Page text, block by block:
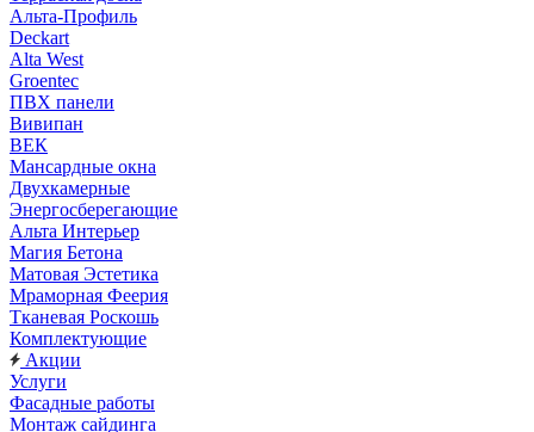
Альта-Профиль
Deckart
Alta West
Groentec
ПВХ панели
Вивипан
ВЕК
Мансардные окна
Двухкамерные
Энергосберегающие
Альта Интерьер
Магия Бетона
Матовая Эстетика
Мраморная Феерия
Тканевая Роскошь
Комплектующие
Акции
Услуги
Фасадные работы
Монтаж сайдинга